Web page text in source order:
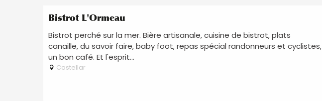
Bistrot L'Ormeau
Bistrot perché sur la mer. Bière artisanale, cuisine de bistrot, plats
canaille, du savoir faire, baby foot, repas spécial randonneurs et cyclistes,
un bon café. Et l'esprit...
Castellar